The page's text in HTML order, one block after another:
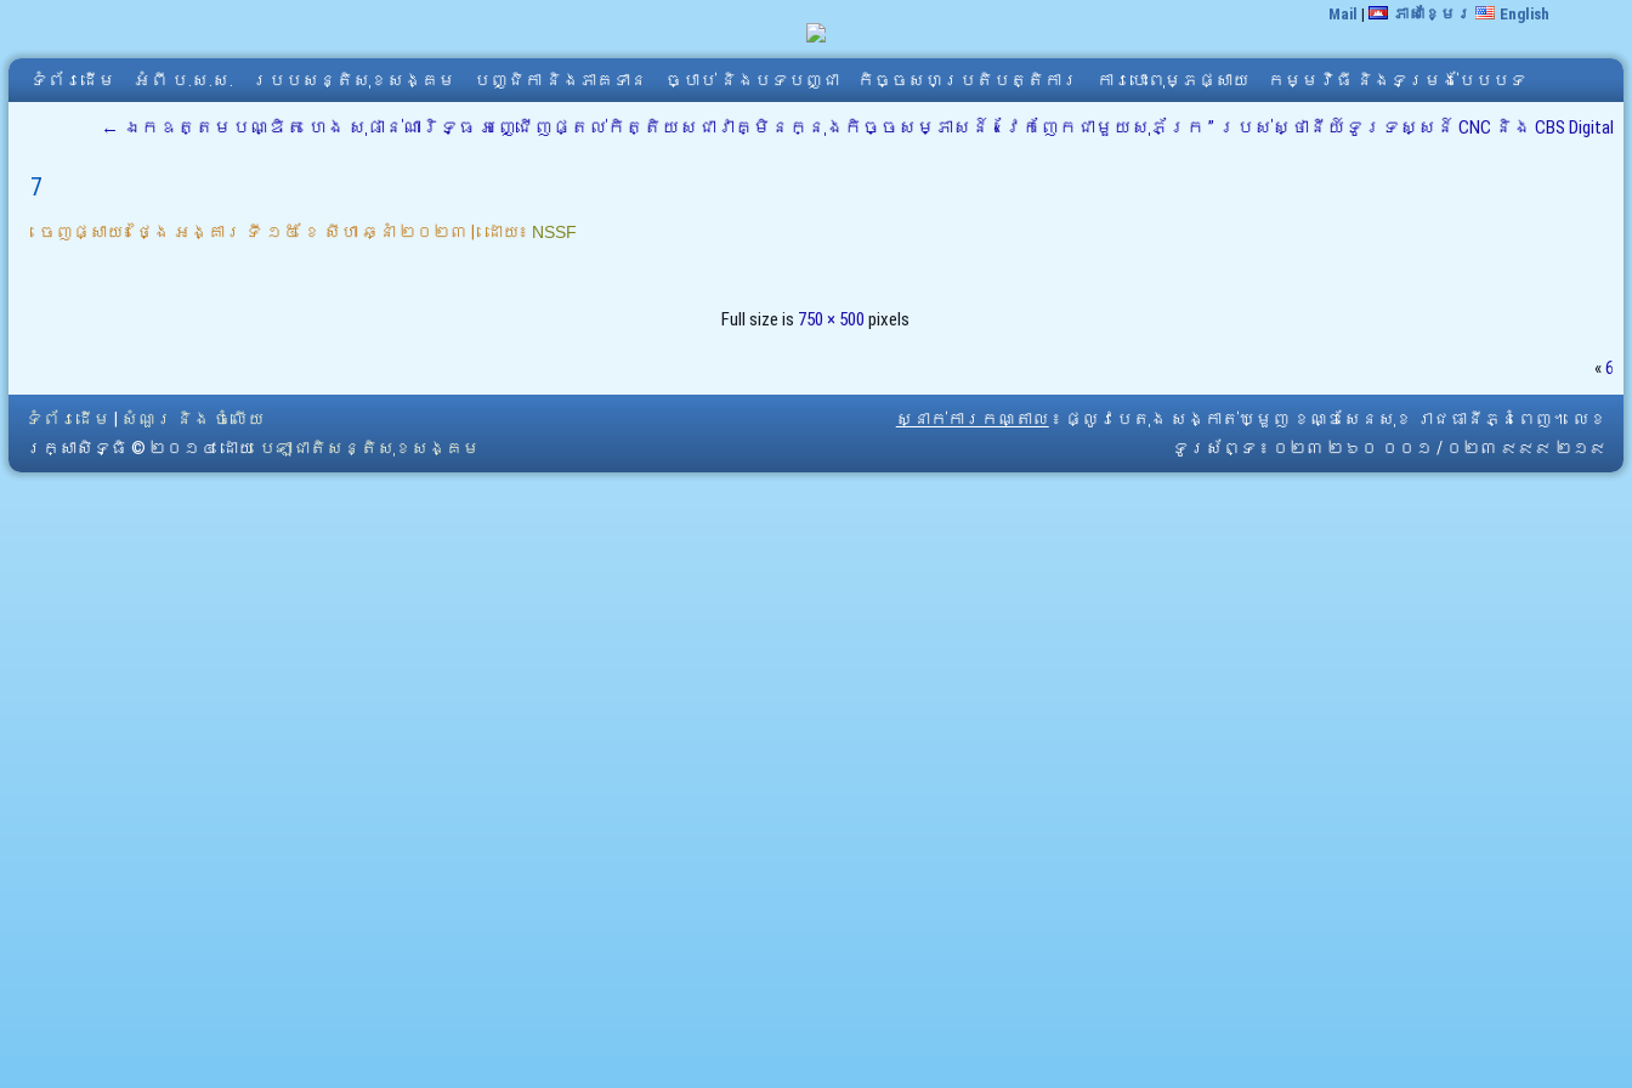
Mail | ភាសាខ្មែរ English
ទំព័រដើម អំពី​ ប.ស.ស. របបសន្តិសុខសង្គម បញ្ជិកា និងភាគទាន ច្បាប់ និងបទបញ្ជា កិច្ចសហប្រតិបត្តិការ ការបោះពុម្ភផ្សាយ កម្មវិធី និងទម្រង់បែបបទ
← ឯកឧត្តមបណ្ឌិត ហេង សុផាន់ណារិទ្ធ អញ្ជើញផ្តល់កិត្តិយសជាវាគ្មិនក្នុងកិច្ចសម្ភាសន៍ « វែកញែកជាមួយសុភ័ក្រ ” របស់ស្ថានីយ៍ទូរទស្សន៍ CNC និង CBS Digital
7
ចេញផ្សាយ៖ ថ្ងៃ អង្គារ ទី ១៥ ខែ សីហា ឆ្នាំ ២០២៣ | ដោយ៖ NSSF
Full size is 750 × 500 pixels
«6
ទំព័រដើម
សំណួរ និង ចំលើយ
រក្សាសិទ្ធិ © ២០១៤ ដោយ​ បេឡាជាតិសន្តិសុខសង្គម
ស្នាក់ការកណ្តាល ៖ ផ្លូវបេតុង សង្កាត់ឃ្មួញ ខណ្ឌសែនសុខ រាជធានីភ្នំពេញ។ លេខ
ទូរស័ព្ទ ៖ ០២៣ ២៦០ ០០១ / ០២៣ ៩៩៩ ២១៩